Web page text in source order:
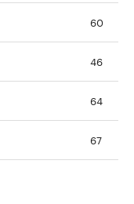
60
46
64
67